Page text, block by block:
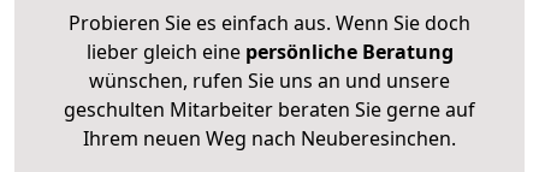
Probieren Sie es einfach aus. Wenn Sie doch
lieber gleich eine persönliche Beratung
wünschen, rufen Sie uns an und unsere
geschulten Mitarbeiter beraten Sie gerne auf
Ihrem neuen Weg nach Neuberesinchen.